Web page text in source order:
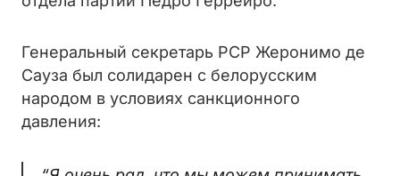
Генеральный секретарь РСР Жеронимо де
Сауза был солидарен с белорусским
народом в условиях санкционного
давления: